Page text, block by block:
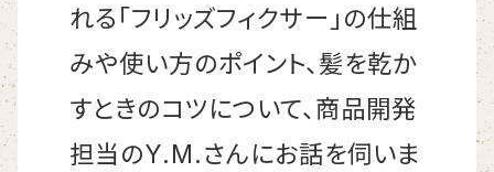
れる「フリッズフィクサー」の仕組
みや使い方のポイント、髪を乾か
すときのコツについて、商品開発
担当のY.M.さんにお話を伺いま